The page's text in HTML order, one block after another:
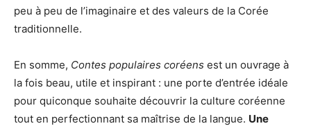
peu à peu de l’imaginaire et des valeurs de la Corée
traditionnelle.
En somme, Contes populaires coréens est un ouvrage à
la fois beau, utile et inspirant : une porte d’entrée idéale
pour quiconque souhaite découvrir la culture coréenne
tout en perfectionnant sa maîtrise de la langue. Une